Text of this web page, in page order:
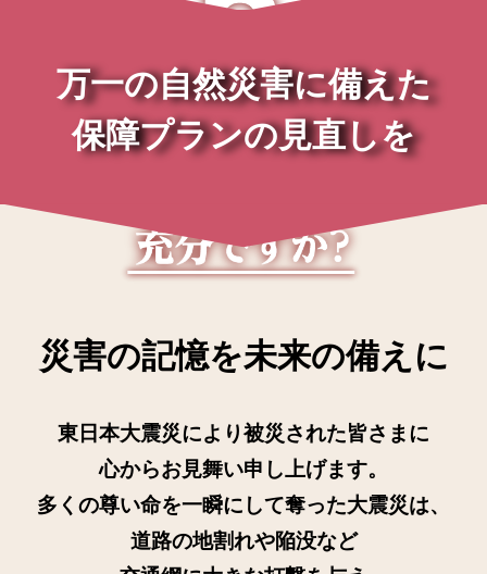
万一の自然災害に備えた
保障プランの見直しを
災害の記憶を未来の備えに
東日本大震災により被災された皆さまに
心からお見舞い申し上げます。
多くの尊い命を一瞬にして奪った大震災は、
道路の地割れや陥没など